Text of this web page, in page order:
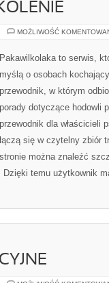
MOŻLIWOŚĆ
Pakawilkolaka to serwis,
myślą o osobach
przewodnik, w którym
porady dotyczące hodowli
przewodnik dla właścicieli
łączą się w czytelny zbiór
można znaleźć
temu użytkownik